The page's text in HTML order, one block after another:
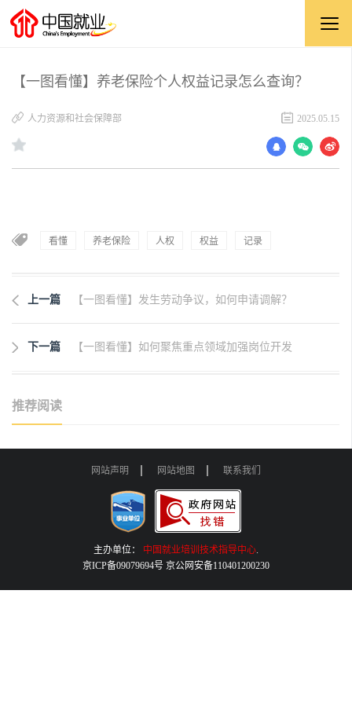
【一图看懂】养老保险个人权益记录怎么查询？
人力资源和社会保障部 2025.05.15
看懂 养老保险 人权 权益 记录
上一篇 【一图看懂】发生劳动争议，如何申请调解？
下一篇 【一图看懂】如何聚焦重点领域加强岗位开发
推荐阅读
网站声明 网站地图 联系我们
主办单位： 中国就业培训技术指导中心.
京ICP备09079694号 京公网安备110401200230